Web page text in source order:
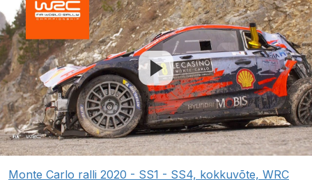
Monte Carlo ralli 2020 - SS1 - SS4, kokkuvõte, WRC